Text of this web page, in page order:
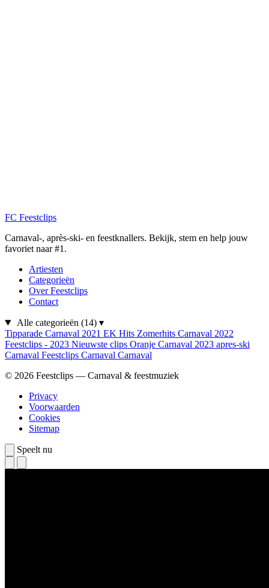
FC Feestclips
Carnaval-, après-ski- en feestknallers. Bekijk, stem en help jouw
favoriet naar #1.
Artiesten
Categorieën
Over Feestclips
Contact
Alle categorieën (14) ▾
Tipparade Carnaval 2021 EK Hits Zomerhits Carnaval 2022
Feestclips - 2023 Nieuwste clips Oranje Carnaval 2023 apres-ski
Carnaval Feestclips Carnaval Carnaval
© 2026 Feestclips — Carnaval & feestmuziek
Privacy
Voorwaarden
Cookies
Sitemap
Speelt nu